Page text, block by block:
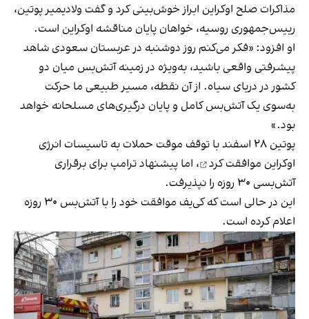
مذاکرات صلح اوکراین ابراز خوش‌بینی کرد و گفت ولادیمیر پوتین،
رییس‌جمهوری روسیه، خواهان پایان مناقشه اوکراین است.
او افزود: «فکر می‌کنم روز دوشنبه در عربستان سعودی شاهد
پیشرفتی واقعی باشید، به‌ویژه در زمینه آتش‌بس میان دو
کشور در دریای سیاه. از آن نقطه، مسیر طبیعی ما حرکت
به‌سوی یک آتش‌بس کامل و پایان درگیری‌های مسلحانه خواهد
بود.»
پوتین ۲۸ اسفند با توقف موقت حملات به تاسیسات انرژی
اوکراین موافقت کرد
، اما پیشنهاد ترامپ برای برقراری
آتش‌بسی ۳۰ روزه را نپذیرفت.
این در حالی است که کی‌یف موافقت خود را با آتش‌بس ۳۰ روزه
اعلام کرده است.